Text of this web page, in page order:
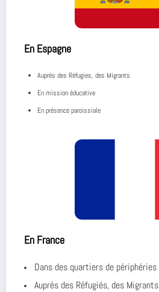
En Espagne
Auprès des Réfugies, des Migrants
En mission éducative
En présence paroissiale
En France
Dans des quartiers de périphéries
Auprès des Réfugiés, des Migrants